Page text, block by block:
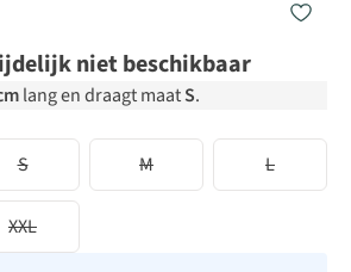
niet beschikbaar
lang en draagt maatS.
S M L
XXL